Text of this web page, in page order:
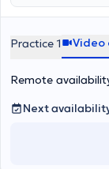
of London,
children and
participated in
she holds a
psychologist and
Practice 1 Video
Remote
Next